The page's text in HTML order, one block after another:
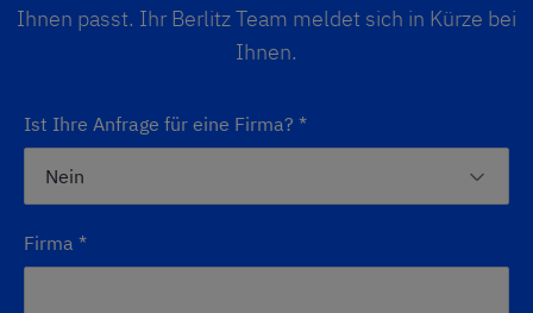
Ihnen passt. Ihr Berlitz Team meldet sich in Kürze bei
Ihnen.
Ist Ihre Anfrage für eine Firma? *
Firma *